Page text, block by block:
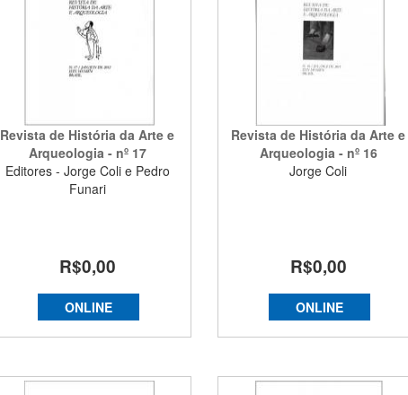
Revista de História da Arte e
Arqueologia - nº 17
Editores - Jorge Coli e Pedro
Funari
R$0,00
ONLINE
Revista de História da Arte e
Arqueologia - nº 16
Jorge Coli
R$0,00
ONLINE